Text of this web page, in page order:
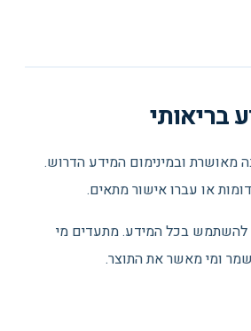
בריאותי
ובמינימום המידע הדרוש.
או עברו אישור מתאים.
להשתמש בכל המידע. מתעדים מי
ומי מאשר את התוצר.